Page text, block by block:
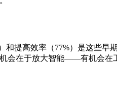
提高效率（77%）是这些
会在于放大智能——有机会